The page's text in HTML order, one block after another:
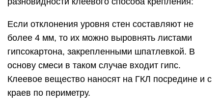
Если отклонения уровня стен составляют не
более 4 мм, то их можно выровнять листами
гипсокартона, закрепленными шпатлевкой. В
основу смеси в таком случае входит гипс.
Клеевое вещество наносят на ГКЛ посредине и с
краев по периметру.